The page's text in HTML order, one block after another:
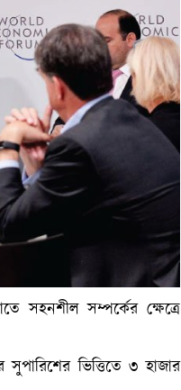
সহনশীল সম্পর্কের ক্ষেত্রে
ভিত্তিতে ৩ হাজার